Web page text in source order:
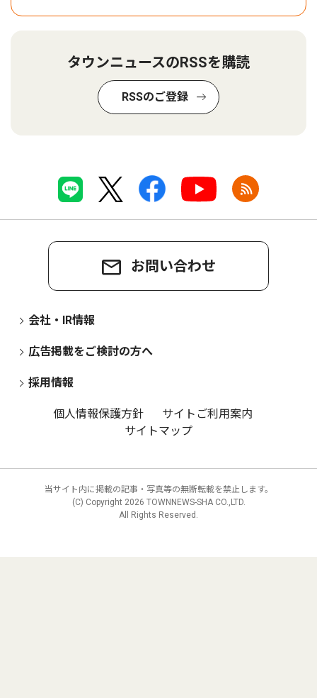
タウンニュースのRSSを購読
RSSのご登録
お問い合わせ
会社・IR情報
広告掲載をご検討の方へ
採用情報
個人情報保護方針
サイトご利用案内
サイトマップ
当サイト内に掲載の記事・写真等の無断転載を禁止します。
(C) Copyright 2026 TOWNNEWS-SHA CO.,LTD.
All Rights Reserved.